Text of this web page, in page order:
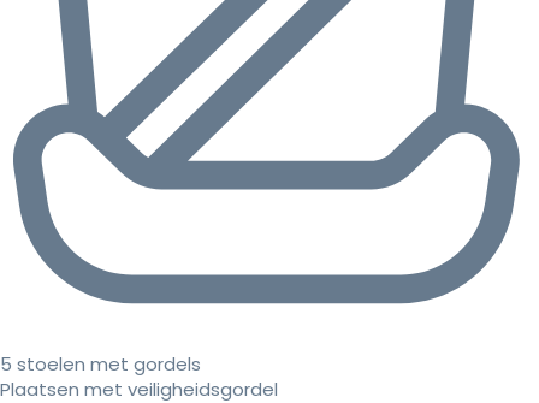
5 stoelen met gordels
Plaatsen met veiligheidsgordel